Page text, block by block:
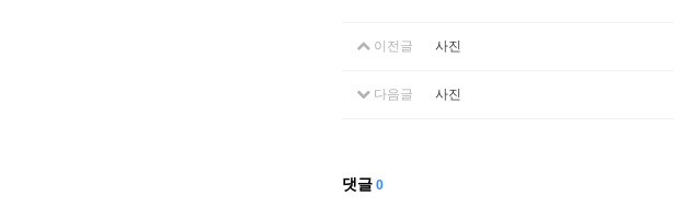
이전글 사진
다음글 사진
댓글 0